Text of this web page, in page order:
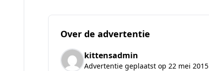
Over de advertentie
kittensadmin
Advertentie geplaatst op 22 mei 2015